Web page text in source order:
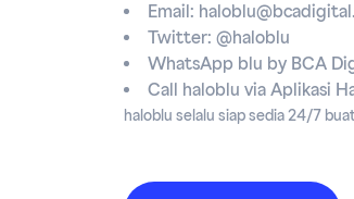
Email:
Twitter: @haloblu
WhatsApp blu by BCA
Call haloblu via Aplikasi
haloblu selalu siap sedia 24/7